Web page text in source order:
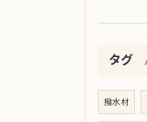
タグ
撥水材